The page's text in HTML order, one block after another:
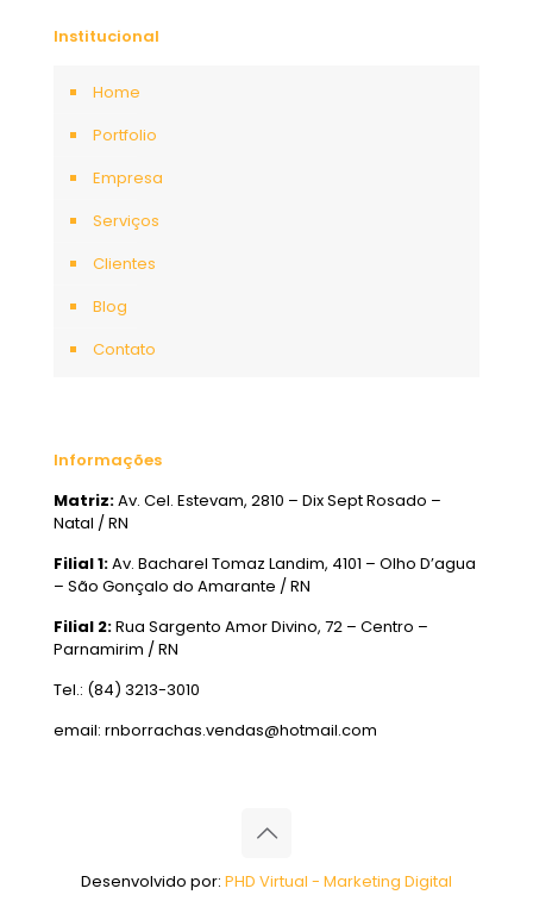
Institucional
Home
Portfolio
Empresa
Serviços
Clientes
Blog
Contato
Informações
Matriz:Av. Cel. Estevam, 2810 – Dix Sept Rosado –
Natal / RN
Filial 1:Av. Bacharel Tomaz Landim, 4101 – Olho D’agua
– São Gonçalo do Amarante / RN
Filial 2:Rua Sargento Amor Divino, 72 – Centro –
Parnamirim / RN
Tel.: (84) 3213-3010
email: rnborrachas.vendas@hotmail.com
Desenvolvido por: PHD Virtual - Marketing Digital